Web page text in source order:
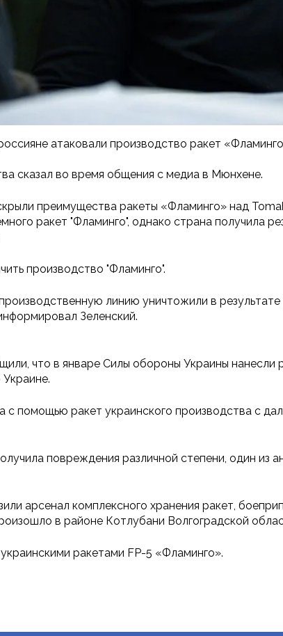
атаковали производство ракет
сказал во время общения с медиа в Мюнхене.
преимущества ракеты «Фламинго» над
ракет "Фламинго", однако страна получила
производство "Фламинго".
линию уничтожили в
Зеленский.
что в январе Силы обороны Украины
помощью ракет украинского производства с
повреждения различной степени, один из
арсенал комплексного хранения ракет,
в районе Котлубани Волгоградской
ракетами FP-5 «Фламинго».